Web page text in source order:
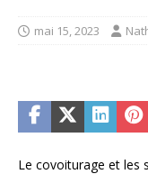
mai 15, 2023
Le covoiturage et les